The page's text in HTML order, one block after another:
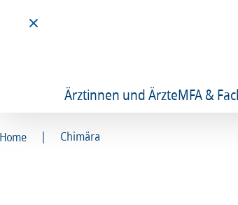
Ärztinnen und ÄrzteMFA &
Home | Chimära